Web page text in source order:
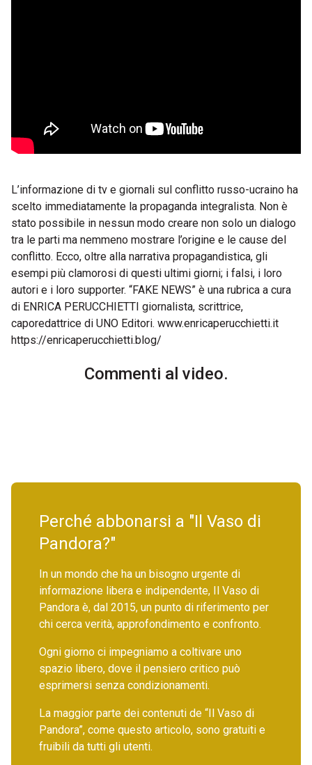
L’informazione di tv e giornali sul conflitto russo-ucraino ha
scelto immediatamente la propaganda integralista. Non è
stato possibile in nessun modo creare non solo un dialogo
tra le parti ma nemmeno mostrare l’origine e le cause del
conflitto. Ecco, oltre alla narrativa propagandistica, gli
esempi più clamorosi di questi ultimi giorni; i falsi, i loro
autori e i loro supporter. “FAKE NEWS” è una rubrica a cura
di ENRICA PERUCCHIETTI giornalista, scrittrice,
caporedattrice di UNO Editori. www.enricaperucchietti.it
https://enricaperucchietti.blog/
Commenti al video.
Perché abbonarsi a "Il Vaso di
Pandora?"
In un mondo che ha un bisogno urgente di
informazione libera e indipendente, Il Vaso di
Pandora è, dal 2015, un punto di riferimento per
chi cerca verità, approfondimento e confronto.
Ogni giorno ci impegniamo a coltivare uno
spazio libero, dove il pensiero critico può
esprimersi senza condizionamenti.
La maggior parte dei contenuti de “Il Vaso di
Pandora”, come questo articolo, sono gratuiti e
fruibili da tutti gli utenti.